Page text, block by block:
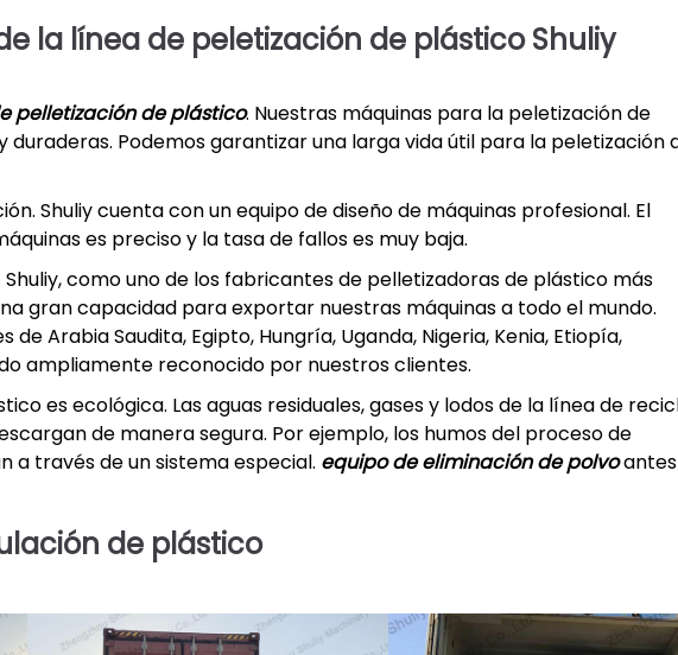
la línea de peletización de plástico Shuliy
pelletización de plástico. Nuestras máquinas para la peletización de
duraderas. Podemos garantizar una larga vida útil para la peletización
Shuliy cuenta con un equipo de diseño de máquinas profesional. El
es preciso y la tasa de fallos es muy baja.
como uno de los fabricantes de pelletizadoras de plástico más
gran capacidad para exportar nuestras máquinas a todo el mundo.
de Arabia Saudita, Egipto, Hungría, Uganda, Nigeria, Kenia, Etiopía,
ampliamente reconocido por nuestros clientes.
es ecológica. Las aguas residuales, gases y lodos de la línea de
de manera segura. Por ejemplo, los humos del proceso de
a través de un sistema especial. equipo de eliminación de polvo
de plástico